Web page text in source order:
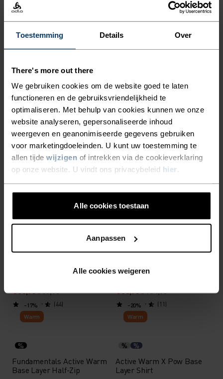
Toestemming Details Over
There's more out there
We gebruiken cookies om de website goed te laten
functioneren en de gebruiksvriendelijkheid te
optimaliseren. Met behulp van cookies kunnen we onze
website analyseren, gepersonaliseerde inhoud
weergeven en geanonimiseerde gegevens gebruiken
voor marketingdoeleinden. U kunt uw toestemming te
allen tijde wijzigen of intrekken via de cookieverklaring
op onze website. U vindt ons privacybeleid hier .
Alle cookies toestaan
Aanpassen
Alle cookies weigeren
€87,95
(28) (81)
-30%
Light
Dye Base Layer Singlet
€34,95€49,95
-20%
Wool Base Layer Shirt
€103,95€129,95
-20%
%
Fundamentals Active Warm
Base Layer Shirt
% %
Performance Warm Base
Layer Half-Zip
Warm
%
Performance Warm Base
€55,95€69,95
(44)
Warm
% %
Slokar Performance Wool
200 Base Layer Shirt
€80,95€134,95
(11)
-17%
Warm
%
Fundamentals Active Warm
Base Layer Half-Zip
-20%
Warm
% %
Active Warm X Pow Base
Layer Shirt